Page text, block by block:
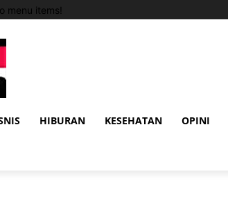
menu items!
HIBURAN KESEHATAN OPINI